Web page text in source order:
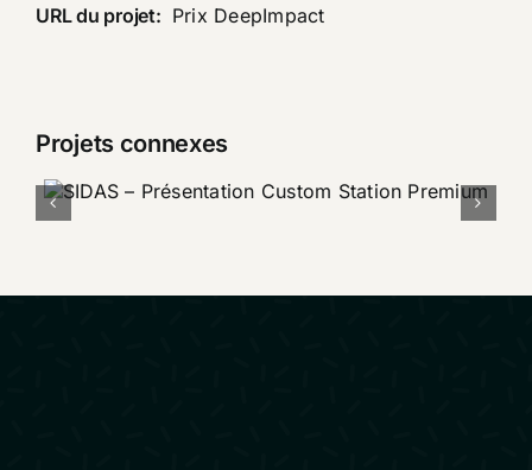
URL du projet: Prix DeepImpact
Projets connexes
SIDAS – Présentation